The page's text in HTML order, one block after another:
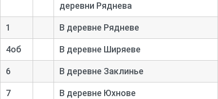
деревни Ряднева
1 В деревне Рядневе
4об В деревне Ширяеве
6 В деревне Заклинье
7 В деревне Юхнове